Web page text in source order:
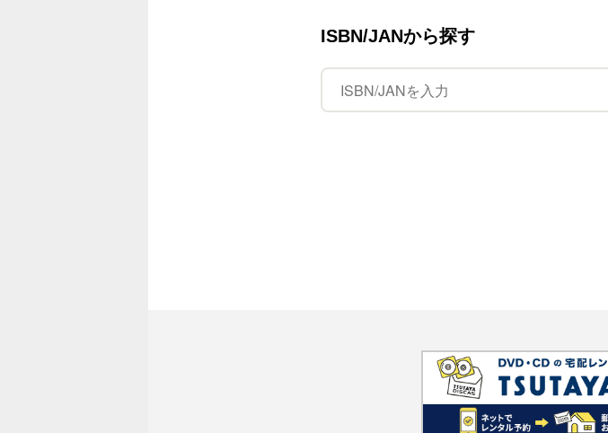
ISBN/JANから探す